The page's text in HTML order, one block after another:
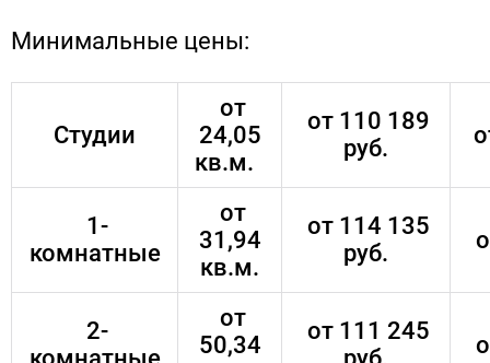
Минимальные цены:
Студии
от
24,05
кв.м.
от 110 189
руб.
1-
комнатные
от
31,94
кв.м.
от 114 135
руб.
2-
от
50,34
от 111 245